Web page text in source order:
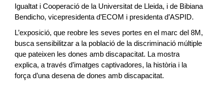
Igualtat i Cooperació de la Universitat de Lleida, i de Bibiana
Bendicho, vicepresidenta d’ECOM i presidenta d’ASPID.
L’exposició, que reobre les seves portes en el marc del 8M,
busca sensibilitzar a la població de la discriminació múltiple
que pateixen les dones amb discapacitat. La mostra
explica, a través d’imatges captivadores, la història i la
força d’una desena de dones amb discapacitat.